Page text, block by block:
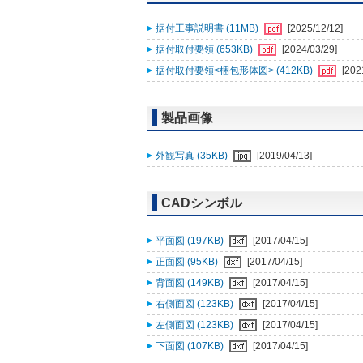
据付工事説明書 (11MB)
[2025/12/12]
据付取付要領 (653KB)
[2024/03/29]
据付取付要領<梱包形体図> (412KB)
製品画像
外観写真 (35KB) [2019/04/13]
CADシンボル
平面図 (197KB)
[2017/04/15]
正面図 (95KB)
[2017/04/15]
背面図 (149KB)
[2017/04/15]
右側面図 (123KB)
[2017/04/15]
左側面図 (123KB)
[2017/04/15]
下面図 (107KB)
[2017/04/15]